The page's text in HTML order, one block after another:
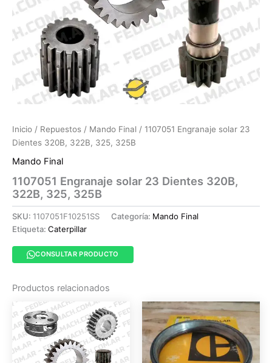
Inicio / Repuestos / Mando Final / 1107051 Engranaje solar 23
Dientes 320B, 322B, 325, 325B
Mando Final
1107051 Engranaje solar 23 Dientes 320B,
322B, 325, 325B
SKU: 1107051F10251SS Categoría: Mando Final
Etiqueta: Caterpillar
CONSULTAR PRODUCTO
Productos relacionados